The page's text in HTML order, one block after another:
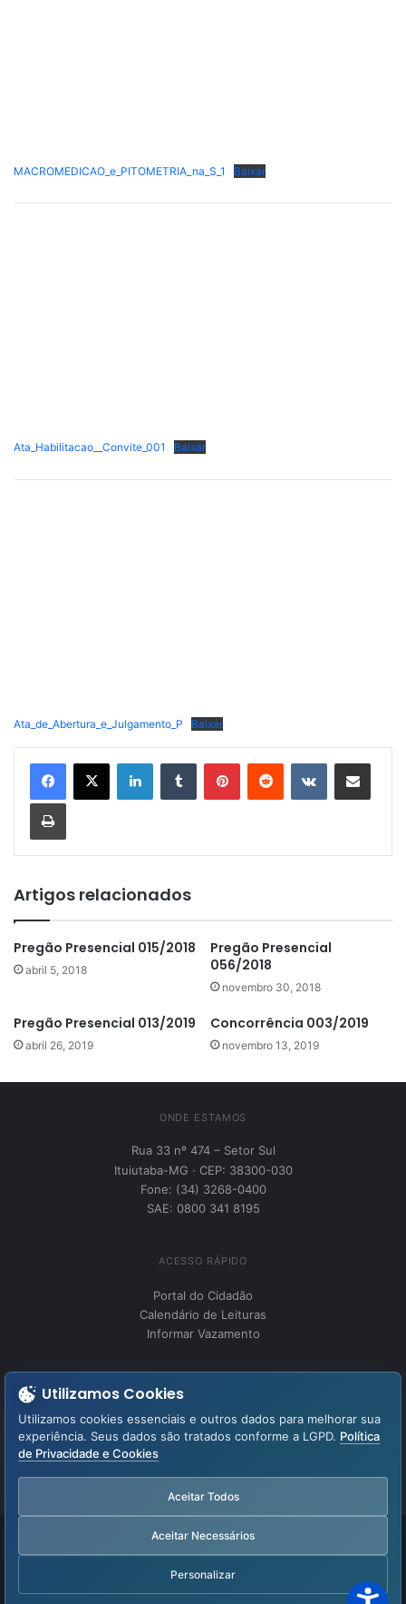
MACROMEDICAO_e_PITOMETRIA_na_S_1 Baixar
Ata_Habilitacao__Convite_001 Baixar
Ata_de_Abertura_e_Julgamento_P Baixar
LinkedinTumblr PinterestReddit VK Compartilhar via e-mail
Imprimir
Artigos relacionados
Pregão Presencial 015/2018
abril 5, 2018
Pregão Presencial
056/2018
novembro 30, 2018
Pregão Presencial 013/2019
abril 26, 2019
Concorrência 003/2019
novembro 13, 2019
ONDE ESTAMOS
Rua 33 nº 474 – Setor Sul
Ituiutaba-MG · CEP: 38300-030
Fone: (34) 3268-0400
SAE: 0800 341 8195
ACESSO RÁPIDO
Portal do Cidadão
Calendário de Leituras
Informar Vazamento
Perguntas Frequentes
Fale Conosco
LGPD – Lei Geral de Proteção de Dados
FacebookYouTubeInstagramWhatsApp
Utilizamos Cookies
Utilizamos cookies essenciais e outros dados para melhorar sua
experiência. Seus dados são tratados conforme a LGPD. Política
de Privacidade e Cookies
Aceitar Todos
Aceitar Necessários
Personalizar